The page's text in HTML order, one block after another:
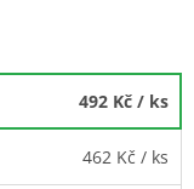
492 Kč / ks
462 Kč / ks